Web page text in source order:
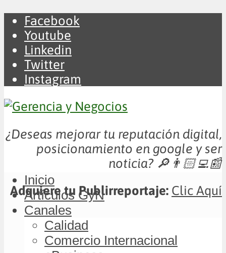
Facebook
Youtube
Linkedin
Twitter
Instagram
¿Deseas mejorar tu reputación digital,
posicionamiento en google y ser
noticia? 🔎👨🏻‍💻📰
Adquiere tu Publirreportaje: Clic Aquí
Inicio
Artículos GyN
Canales
Calidad
Comercio Internacional